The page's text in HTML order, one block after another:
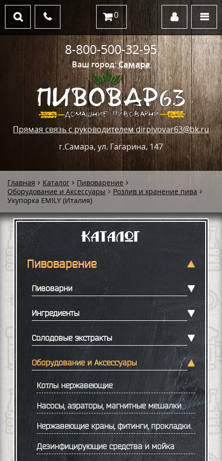
Ваш город:Самара
Прямая связь с руководителем dirpivovar63@bk.ru
г.Самара, ул. Гагарина, 147
8-800-500-32-95
0
Главная Каталог
Пивоварение
Оборудование и Аксессуары
Розлив и хранение пива
Укупорка EMILY (Италия)
Каталог
Пивоварение
Пивоварни
Ингредиенты
Солодовые экстракты
Оборудование и Аксессуары
Котлы нержавеющие
Насосы, аэраторы, магнитные мешалки
Нержавеющие краны, фитинги, прокладки.
Дезинфицирующие средства и мойка